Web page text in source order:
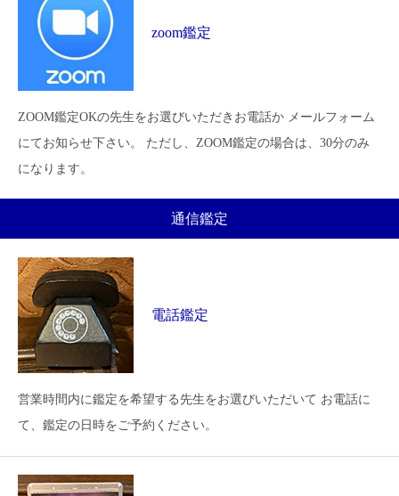
zoom鑑定
ZOOM鑑定OKの先生をお選びいただきお電話か メールフォーム
にてお知らせ下さい。 ただし、ZOOM鑑定の場合は、30分のみ
になります。
通信鑑定
電話鑑定
営業時間内に鑑定を希望する先生をお選びいただいて お電話に
て、鑑定の日時をご予約ください。